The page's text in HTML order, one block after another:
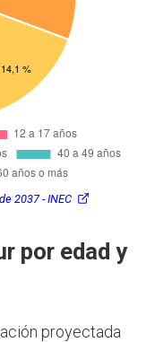
2037 - INEC
por edad y
proyectada